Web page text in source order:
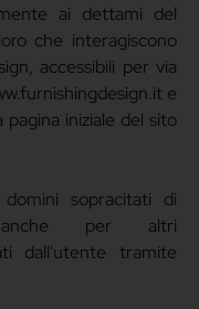
ai dettami del
che interagiscono
accessibili per via
e
iniziale del sito
sopracitati di
per altri
dall'utente tramite